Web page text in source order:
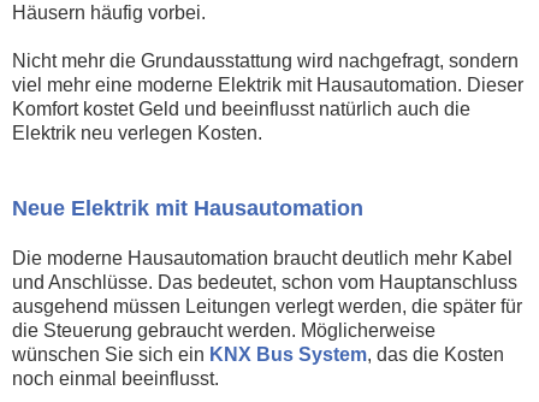
Häusern häufig vorbei.
Nicht mehr die Grundausstattung wird nachgefragt, sondern
viel mehr eine moderne Elektrik mit Hausautomation. Dieser
Komfort kostet Geld und beeinflusst natürlich auch die
Elektrik neu verlegen Kosten.
Neue Elektrik mit Hausautomation
Die moderne Hausautomation braucht deutlich mehr Kabel
und Anschlüsse. Das bedeutet, schon vom Hauptanschluss
ausgehend müssen Leitungen verlegt werden, die später für
die Steuerung gebraucht werden. Möglicherweise
wünschen Sie sich ein KNX Bus System, das die Kosten
noch einmal beeinflusst.